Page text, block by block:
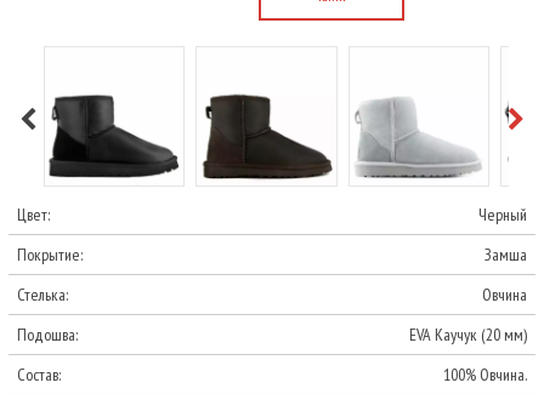
Цвет:
Черный
Покрытие:
Замша
Стелька:
Овчина
Подошва:
EVA Каучук (20 мм)
Состав:
100% Овчина.